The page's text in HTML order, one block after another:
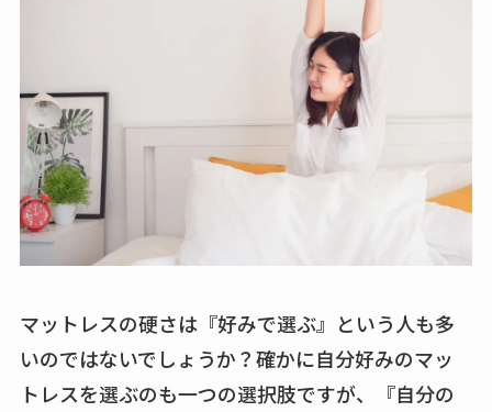
マットレスの硬さは『好みで選ぶ』という人も多
いのではないでしょうか？確かに自分好みのマッ
トレスを選ぶのも一つの選択肢ですが、『自分の